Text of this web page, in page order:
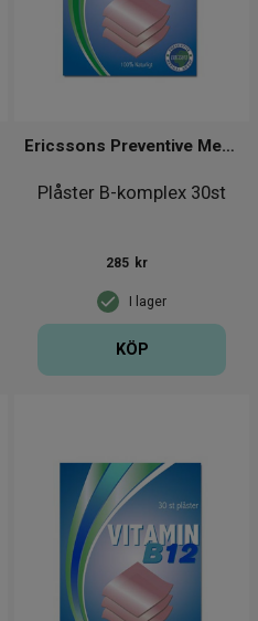
Plåster B-komplex 30st
Ericssons Preventive Medical Group
I lager
285 kr
KÖP